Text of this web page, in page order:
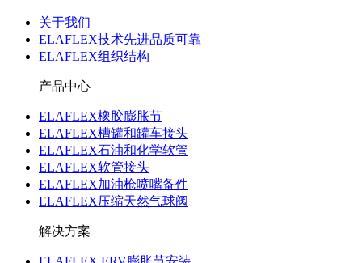
关于我们
ELAFLEX技术先进品质可靠
ELAFLEX组织结构
产品中心
ELAFLEX橡胶膨胀节
ELAFLEX槽罐和罐车接头
ELAFLEX石油和化学软管
ELAFLEX软管接头
ELAFLEX加油枪喷嘴备件
ELAFLEX压缩天然气球阀
解决方案